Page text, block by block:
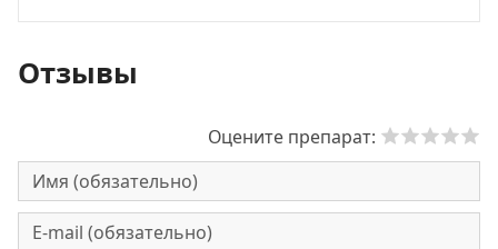
Отзывы
Оцените препарат: